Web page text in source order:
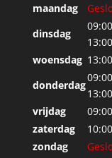
maandag
dinsdag
woensdag
donderdag
vrijdag
zaterdag
zondag